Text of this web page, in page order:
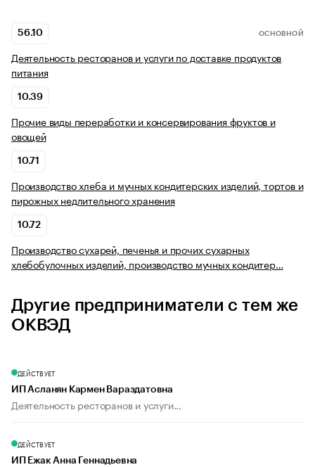
56.10 ОСНОВНОЙ
Деятельность ресторанов и услуги по доставке продуктов
питания
10.39
Прочие виды переработки и консервирования фруктов и
овощей
10.71
Производство хлеба и мучных кондитерских изделий, тортов и
пирожных недлительного хранения
10.72
Производство сухарей, печенья и прочих сухарных
хлебобулочных изделий, производство мучных кондитер…
Другие предприниматели с тем же
ОКВЭД
ДЕЙСТВУЕТ
ИП Асланян Кармен Вараздатовна
Деятельность ресторанов и услуги...
ДЕЙСТВУЕТ
ИП Ежак Анна Геннадьевна